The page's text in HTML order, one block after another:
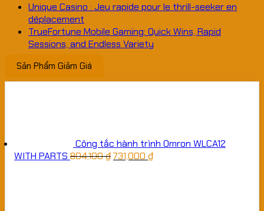
Unique Casino : Jeu rapide pour le thrill-seeker en
déplacement
TrueFortune Mobile Gaming: Quick Wins, Rapid
Sessions, and Endless Variety
Sản Phẩm Giảm Giá
Công tắc hành trình Omron WLCA12
WITH PARTS 804,100₫731,000 ₫